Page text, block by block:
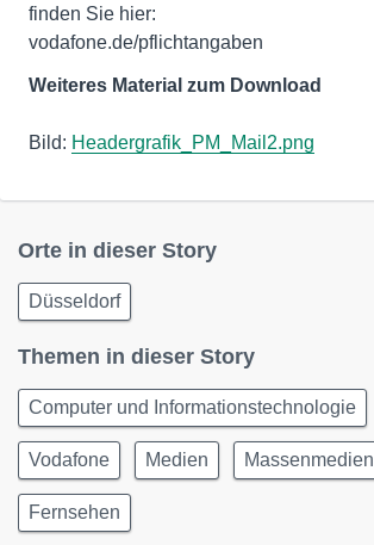
finden Sie hier:
vodafone.de/pflichtangaben
Weiteres Material zum Download
Bild: Headergrafik_PM_Mail2.png
Orte in dieser Story
Düsseldorf
Themen in dieser Story
Computer und Informationstechnologie
Vodafone Medien Massenmedien
Fernsehen